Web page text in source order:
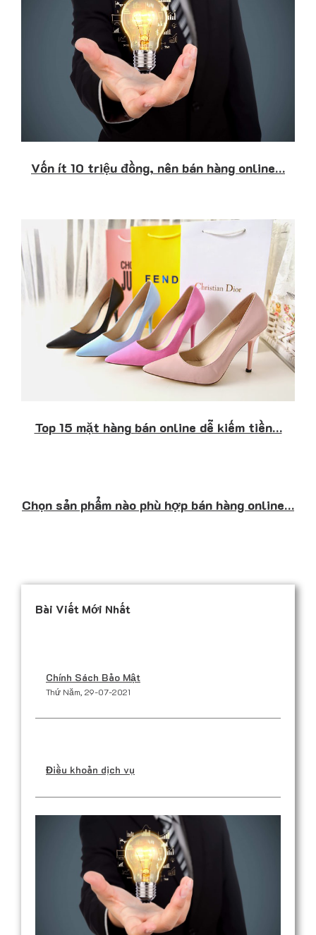
Vốn ít 10 triệu đồng, nên bán hàng online…
Top 15 mặt hàng bán online dễ kiếm tiền…
Chọn sản phẩm nào phù hợp bán hàng online…
Bài Viết Mới Nhất
Chính Sách Bảo Mật
Thứ Năm, 29-07-2021
Điều khoản dịch vụ